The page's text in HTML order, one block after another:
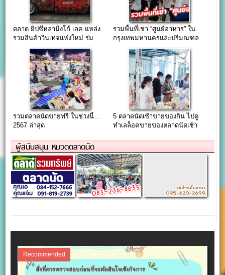
ตลาด ยิปซีหลามิงโก้ เลค แหล่ง
รวมสินค้าวินเทจแห่งใหม่ ร่ม
รวมพื้นที่เช่า “ศูนย์อาหาร” ใน
กรุงเทพมหานครและปริมณฑล
รวมตลาดนัดขายฟรี ในช่วงนี้…
2567 ล่าสุด
5 ตลาดนัดเช้าขายของกิน ไปดู
ทำเลล็อคขายของตลาดนัดเช้า
ผู้สนับสนุน หมวดตลาดนัด
Recommended